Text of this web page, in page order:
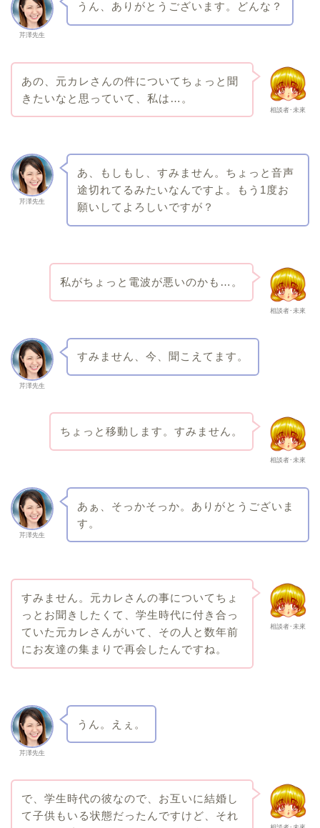
芹澤先生
うん、ありがとうございます。どんな？
相談者･未來
あの、元カレさんの件についてちょっと聞
きたいなと思っていて、私は…。
芹澤先生
あ、もしもし、すみません。ちょっと音声
途切れてるみたいなんですよ。もう1度お
願いしてよろしいですが？
相談者･未來
私がちょっと電波が悪いのかも…。
芹澤先生
すみません、今、聞こえてます。
相談者･未來
ちょっと移動します。すみません。
芹澤先生
あぁ、そっかそっか。ありがとうございま
す。
相談者･未來
すみません。元カレさんの事についてちょ
っとお聞きしたくて、学生時代に付き合っ
ていた元カレさんがいて、その人と数年前
にお友達の集まりで再会したんですね。
芹澤先生
うん。えぇ。
で、学生時代の彼なので、お互いに結婚し
て子供もいる状態だったんですけど、それ